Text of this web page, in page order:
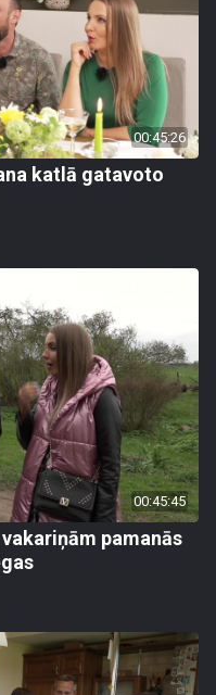
00:45:26
katlā gatavoto
00:45:45
pamanās